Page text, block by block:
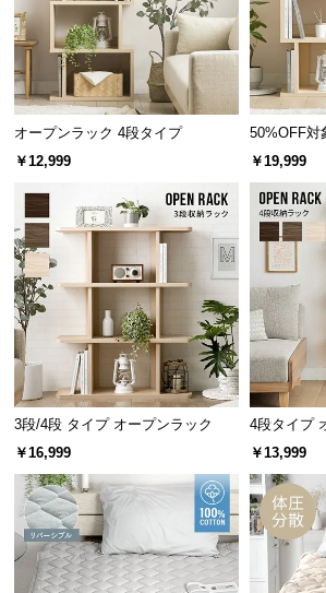
知
ら
ブ
ロ
企
業
情
報
約45.7㎝
広々とした天板上のスペース
ディスプレイスペースとしても最適
ースは、小物や植物を飾って自分好
を楽しめます。
オープンラック 4段タイプ
￥12,999
50%OFF対
オープンラ
￥19,999
3段/4段 タイプ オープンラック
￥16,999
4段タイプ
￥13,999